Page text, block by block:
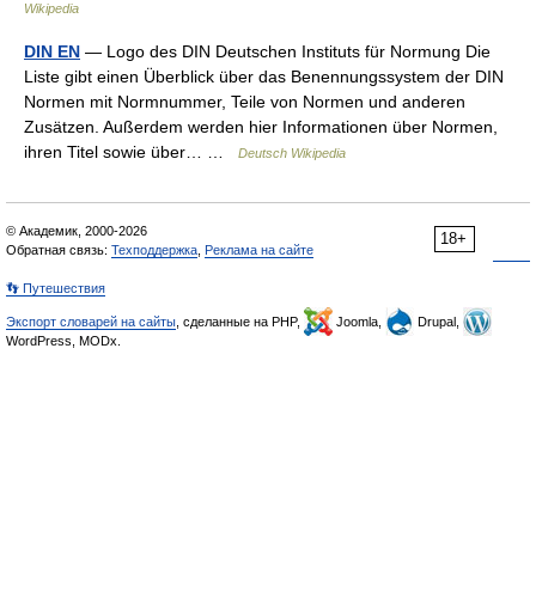
Wikipedia
DIN EN — Logo des DIN Deutschen Instituts für Normung Die
Liste gibt einen Überblick über das Benennungssystem der DIN
Normen mit Normnummer, Teile von Normen und anderen
Zusätzen. Außerdem werden hier Informationen über Normen,
ihren Titel sowie über… …
Deutsch Wikipedia
18+
© Академик, 2000-2026
Обратная связь: Техподдержка Реклама на сайте
👣 Путешествия
Экспорт словарей на сайты , сделанные на PHP, Joomla,
Drupal,
WordPress, MODx.